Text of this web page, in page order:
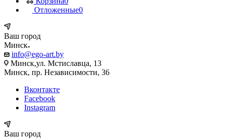
Отложенные0
Ваш город
Минск
info@ego-art.by
Минск,ул. Мстиславца, 13
Минск, пр. Независимости, 36
Вконтакте
Facebook
Instagram
Ваш город